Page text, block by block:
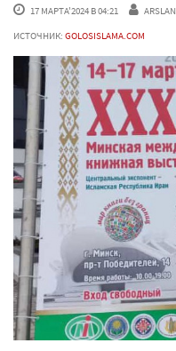
17 МАРТА'2024 В 04:21 ARSLAN
ИСТОЧНИК: GOLOSISLAMA.COM